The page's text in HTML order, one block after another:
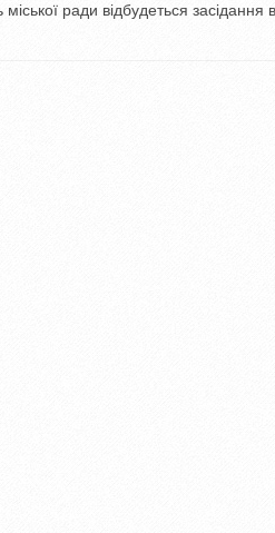
ради відбудеться засідання